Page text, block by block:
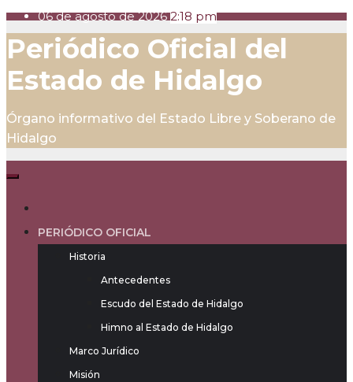
Skip
to
content
06 de agosto de 20262:18 pm
Periódico Oficial del
Estado de Hidalgo
Órgano informativo del Estado Libre y Soberano de
Hidalgo
PERIÓDICO OFICIAL
Historia
Antecedentes
Escudo del Estado de Hidalgo
Himno al Estado de Hidalgo
Marco Jurídico
Misión